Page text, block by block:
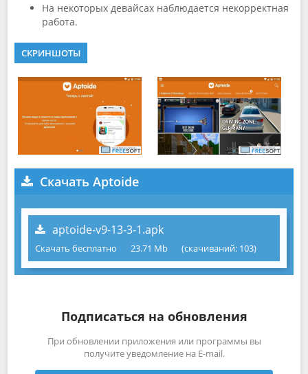
На некоторых девайсах наблюдается некорректная
работа.
СКРИНШОТЫ
Скачать Aptoide
aptoide-v9-13-3-1.apk
Скачать бесплатно 23.71 Mb (cкачиваний: 103)
Подписаться на обновления
При обновлении приложения или программы вы
получите уведомление на E-mail.